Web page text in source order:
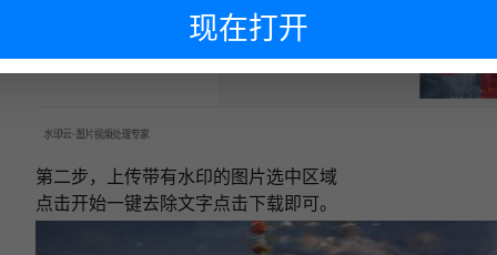
第二步，上传带有水印的图片选中区域
点击开始一键去除文字点击下载即可。
现在打开